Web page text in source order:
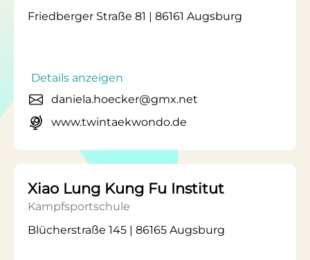
Friedberger Straße 81 | 86161 Augsburg
Details anzeigen
daniela.hoecker@gmx.net
www.twintaekwondo.de
Xiao Lung Kung Fu Institut
Kampfsportschule
Blücherstraße 145 | 86165 Augsburg